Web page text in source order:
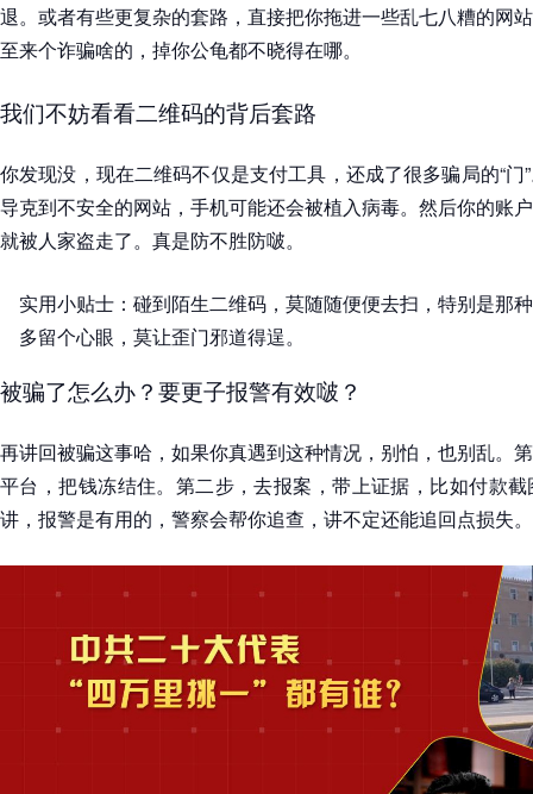
退。或者有些更复杂的套路，直接把你拖进一些乱七八糟的网
至来个诈骗啥的，掉你公龟都不晓得在哪。
我们不妨看看二维码的背后套路
你发现没，现在二维码不仅是支付工具，还成了很多骗局的“
导克到不安全的网站，手机可能还会被植入病毒。然后你的账
就被人家盗走了。真是防不胜防啵。
实用小贴士：碰到陌生二维码，莫随随便便去扫，特别是那
多留个心眼，莫让歪门邪道得逞。
被骗了怎么办？要更子报警有效啵？
再讲回被骗这事哈，如果你真遇到这种情况，别怕，也别乱。
平台，把钱冻结住。第二步，去报案，带上证据，比如付款
讲，报警是有用的，警察会帮你追查，讲不定还能追回点损失。